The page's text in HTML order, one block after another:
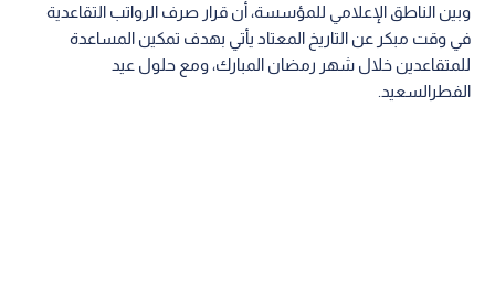
وبين الناطق الإعلامي للمؤسسة، أن قرار صرف الرواتب التقاعدية
في وقت مبكر عن التاريخ المعتاد يأتي بهدف تمكين المساعدة
للمتقاعدين خلال شهر رمضان المبارك، ومع حلول عيد
الفطرالسعيد.